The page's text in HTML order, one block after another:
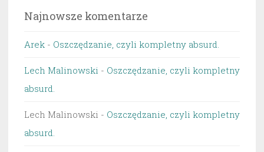
Najnowsze komentarze
Arek - Oszczędzanie, czyli kompletny absurd.
Lech Malinowski - Oszczędzanie, czyli kompletny
absurd.
Lech Malinowski - Oszczędzanie, czyli kompletny
absurd.